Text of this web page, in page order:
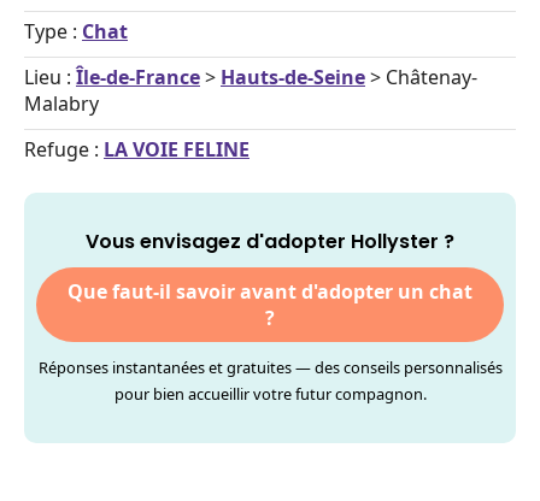
Type : Chat
Lieu : Île-de-France> Hauts-de-Seine> Châtenay-
Malabry
Refuge : LA VOIE FELINE
Vous envisagez d'adopter Hollyster ?
Que faut-il savoir avant d'adopter un chat
?
Réponses instantanées et gratuites — des conseils personnalisés
pour bien accueillir votre futur compagnon.